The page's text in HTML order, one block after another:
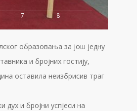
7 8
образовања за још једну
и бројних гостију,
оставила неизбрисив траг
дух и бројни успјеси на